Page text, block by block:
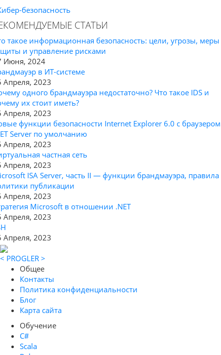
безопасность
СТАТЬИ
такое информационная безопасность: цели, угрозы, меры
и управление рисками
Июня, 2024
в ИТ-системе
Апреля, 2023
одного брандмауэра недостаточно? Что такое IDS и
их стоит иметь?
Апреля, 2023
функции безопасности Internet Explorer 6.0 с браузером
Server по умолчанию
Апреля, 2023
частная сеть
Апреля, 2023
ISA Server, часть II — функции брандмауэра, правила
публикации
Апреля, 2023
Microsoft в отношении .NET
Апреля, 2023
Апреля, 2023
< PROGLER >
Общее
Контакты
Политика конфиденциальности
Блог
Карта сайта
Обучение
C#
Scala